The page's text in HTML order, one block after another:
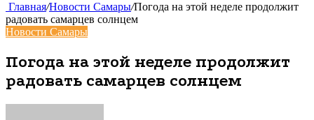
Главная/Новости Самары/Погода на этой неделе продолжит
радовать самарцев солнцем
Новости Самары
Погода на этой неделе продолжит
радовать самарцев солнцем